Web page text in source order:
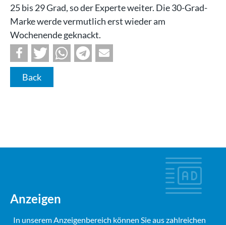
25 bis 29 Grad, so der Experte weiter. Die 30-Grad-
Marke werde vermutlich erst wieder am
Wochenende geknackt.
Back
Anzeigen
In unserem Anzeigenbereich können Sie aus zahlreichen